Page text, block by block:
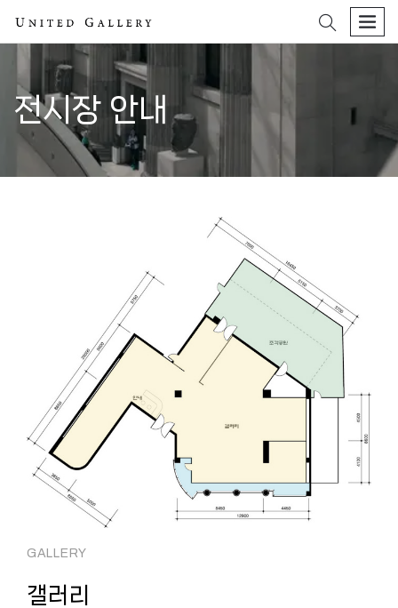
search
전시장 안내
GALLERY
갤러리